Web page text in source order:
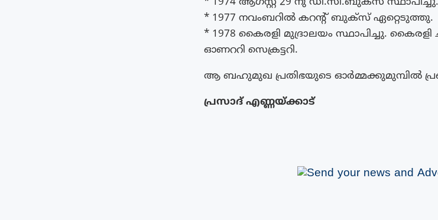
* 1974 ആഗസ്റ്റ് 29 നു ഡി.സി.ബുക്സ് സ്ഥാപിച്ചു.
* 1977 നവംബറിൽ കറന്റ് ബുക്സ് ഏറ്റെടുത്തു.
* 1978 കൈരളി മുദ്രാലയം സ്ഥാപിച്ചു. കൈരളി
ഓണററി സെക്രട്ടറി.
ആ ബഹുമുഖ പ്രതിഭയുടെ ഓർമ്മക്കുമുമ്പിൽ
പ്രസാദ് എണ്ണയ്ക്കാട്